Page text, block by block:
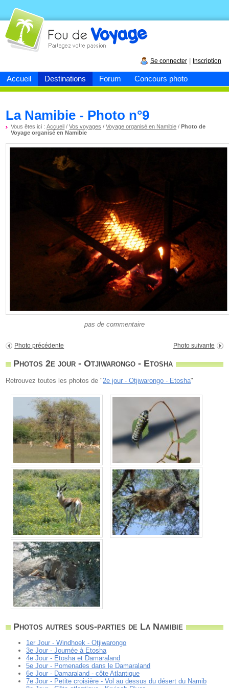
Accueil Destinations Forum Concours photo
Fou devoyage
Se connecter Inscription
La Namibie - Photo n°9
Vous êtes ici :Accueil /Vos voyages /Voyage organisé en Namibie /Photo de
Voyage organisé en Namibie
pas de commentaire
Photo précédente Photo suivante
Photos 2e jour - Otjiwarongo - Etosha
Retrouvez toutes les photos de "2e jour - Otjiwarongo - Etosha"
Photos autres sous-parties de La Namibie
1er Jour - Windhoek - Otjiwarongo
3e Jour - Journée à Etosha
4e Jour - Etosha et Damaraland
5e Jour - Pomenades dans le Damaraland
6e Jour - Damaraland - côte Atlantique
7e Jour - Petite croisière - Vol au dessus du désert du Namib